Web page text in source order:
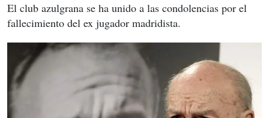
El club azulgrana se ha unido a las condolencias por el
fallecimiento del ex jugador madridista.